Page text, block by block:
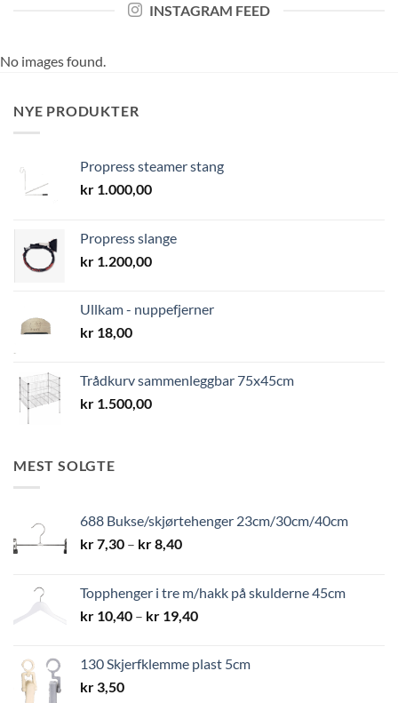
INSTAGRAM FEED
No images found.
NYE PRODUKTER
Propress steamer stang
kr 1.000,00
Propress slange
kr 1.200,00
Ullkam - nuppefjerner
kr 18,00
Trådkurv sammenleggbar 75x45cm
kr 1.500,00
MEST SOLGTE
688 Bukse/skjørtehenger 23cm/30cm/40cm
kr7,30 – kr8,40Prisområde:
kr 8,40
Topphenger i tre m/hakk på skulderne 45cm
kr 10,40 – kr 19,40Prisområde:
kr 19,40
130 Skjerfklemme plast 5cm
kr 3,50